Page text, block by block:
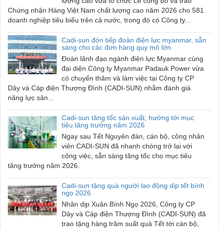
Chứng nhận Hàng Việt Nam chất lượng cao năm 2026 cho 581
doanh nghiệp tiêu biểu trên cả nước, trong đó có Công ty...
Cadi-sun đón tiếp đoàn điện lực myanmar, sẵn
sàng cho các đơn hàng quy mô lớn
Đoàn lãnh đạo ngành điện lực Myanmar cùng
đại diện Công ty Myanmar Padauk Power vừa
có chuyến thăm và làm việc tại Công ty CP
Dây và Cáp điện Thượng Đình (CADI-SUN) nhằm đánh giá
năng lực sản...
Cadi-sun tăng tốc sản xuất, hướng tới mục
tiêu tăng trưởng năm 2026
Ngay sau Tết Nguyên đán, cán bộ, công nhân
viên CADI-SUN đã nhanh chóng trở lại với
công việc, sẵn sàng tăng tốc cho mục tiêu
tăng trưởng năm 2026.
Cadi-sun tặng quà người lao động dịp tết bính
ngọ 2026
Nhân dịp Xuân Bính Ngọ 2026, Công ty CP
Dây và Cáp điện Thượng Đình (CADI-SUN) đã
trao tặng hàng trăm suất quà Tết tới cán bộ,